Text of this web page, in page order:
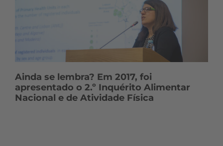
Ainda se lembra? Em 2017, foi
apresentado o 2.º Inquérito Alimentar
Nacional e de Atividade Física